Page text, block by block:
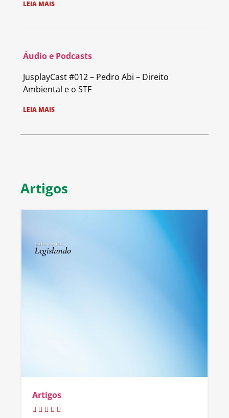
LEIA MAIS
Áudio e Podcasts
JusplayCast #012 – Pedro Abi – Direito
Ambiental e o STF
LEIA MAIS
Artigos
Artigos